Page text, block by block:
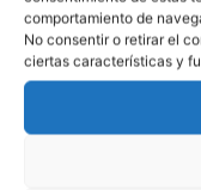
comportamiento de
No consentir o retirar el
ciertas características y